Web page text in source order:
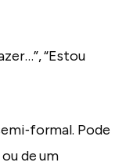
“Estou
Pode
de um